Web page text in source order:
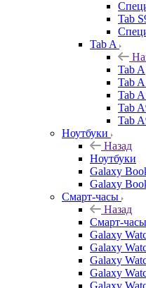
Tab
Tab A
Tab A
Tab
Tab
Tab
Tab
Ноутбуки
Назад
Ноутбуки
Galaxy
Galaxy
Смарт-часы
Назад
Смарт-часы
Galaxy
Galaxy
Galaxy
Galaxy
Galaxy